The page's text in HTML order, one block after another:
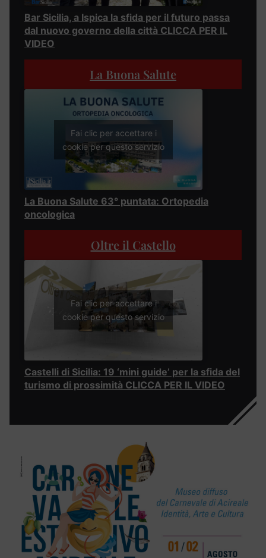
Bar Sicilia, a Ispica la sfida per il futuro passa
dal nuovo governo della città CLICCA PER IL
VIDEO
La Buona Salute
Fai clic per accettare i
cookie per questo servizio
La Buona Salute 63° puntata: Ortopedia
oncologica
Oltre il Castello
Fai clic per accettare i
cookie per questo servizio
Castelli di Sicilia: 19 ‘mini guide’ per la sfida del
turismo di prossimità CLICCA PER IL VIDEO